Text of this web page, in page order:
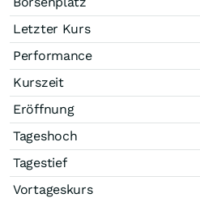
Letzter Kurs
Performance
Kurszeit
Eröffnung
Tageshoch
Tagestief
Vortageskurs